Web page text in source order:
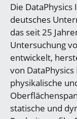
Die
deutsches
das seit 25
Untersuchung
entwickelt,
von
physikalische
statische und